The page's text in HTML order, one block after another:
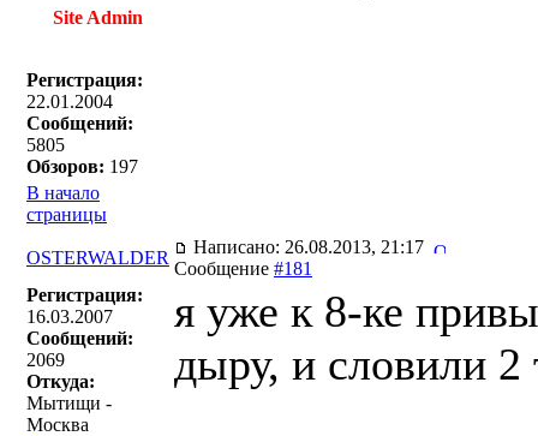
Site Admin
Регистрация:
22.01.2004
Сообщений:
5805
Обзоров: 197
В начало
страницы
OSTERWALDER
Написано: 26.08.2013, 21:17
Сообщение #181
Регистрация:
16.03.2007
Сообщений:
2069
Откуда:
Мытищи -
Москва
я уже к 8-ке
дыру, и словили 2